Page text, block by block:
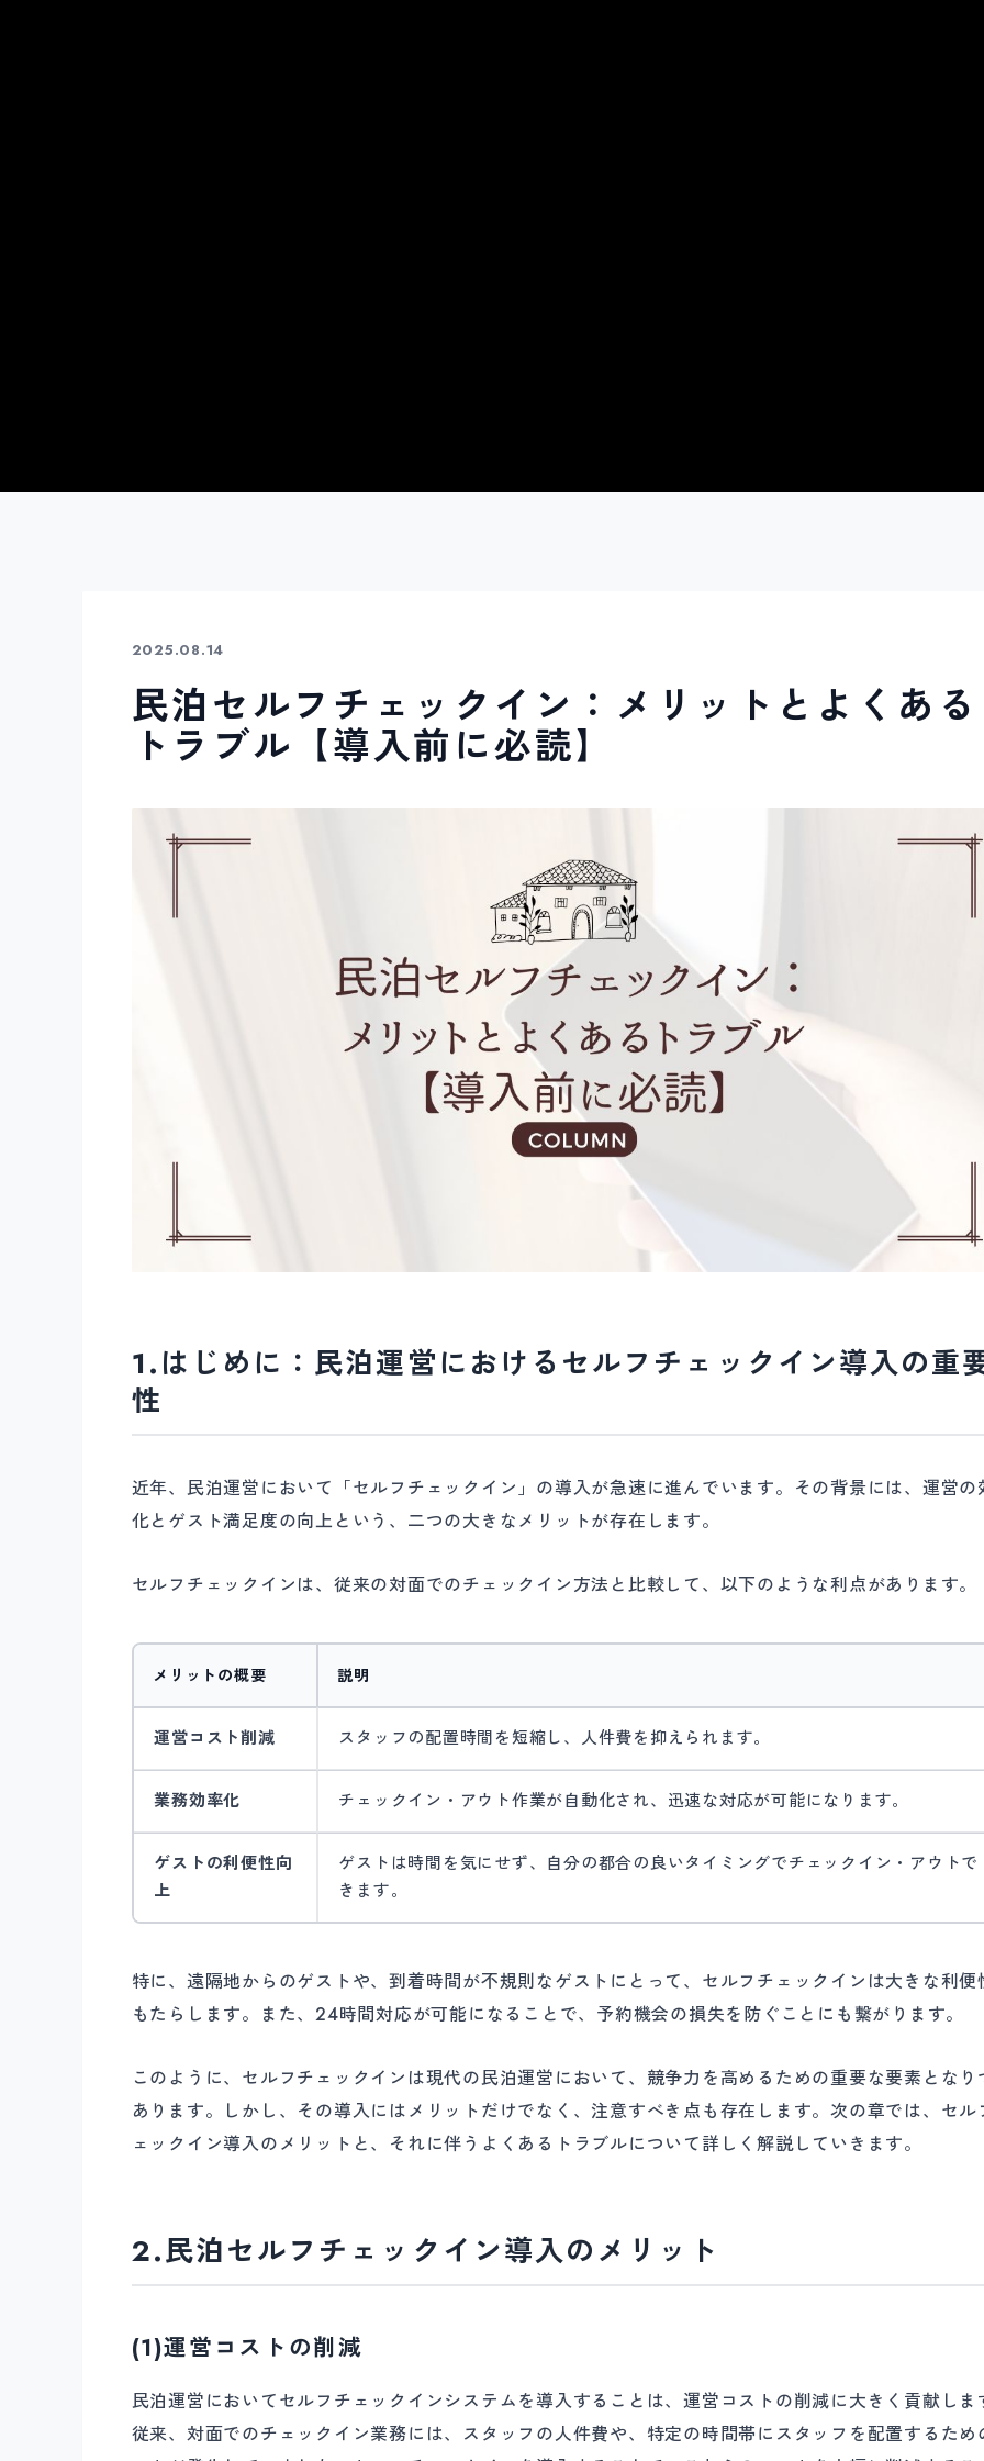
2025.08.14
民泊セルフチェックイン：メリットとよくある
トラブル【導入前に必読】
1.はじめに：民泊運営におけるセルフチェックイン導入の重
性
近年、民泊運営において「セルフチェックイン」の導入が急速に進んでいます。その背景には、運営の
化とゲスト満足度の向上という、二つの大きなメリットが存在します。
セルフチェックインは、従来の対面でのチェックイン方法と比較して、以下のような利点があります。
メリットの概要 説明
運営コスト削減 スタッフの配置時間を短縮し、人件費を抑えられます。
業務効率化 チェックイン・アウト作業が自動化され、迅速な対応が可能になります。
ゲストの利便性向
上
ゲストは時間を気にせず、自分の都合の良いタイミングでチェックイン・アウトで
きます。
特に、遠隔地からのゲストや、到着時間が不規則なゲストにとって、セルフチェックインは大きな利便
もたらします。また、24時間対応が可能になることで、予約機会の損失を防ぐことにも繋がります。
このように、セルフチェックインは現代の民泊運営において、競争力を高めるための重要な要素となり
あります。しかし、その導入にはメリットだけでなく、注意すべき点も存在します。次の章では、セル
ェックイン導入のメリットと、それに伴うよくあるトラブルについて詳しく解説していきます。
2.民泊セルフチェックイン導入のメリット
(1)運営コストの削減
民泊運営においてセルフチェックインシステムを導入することは、運営コストの削減に大きく貢献しま
従来、対面でのチェックイン業務には、スタッフの人件費や、特定の時間帯にスタッフを配置するため